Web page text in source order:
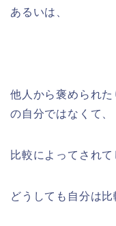
あるいは、
他人から褒められ
の自分ではなくて、
比較によってされて
どうしても自分は